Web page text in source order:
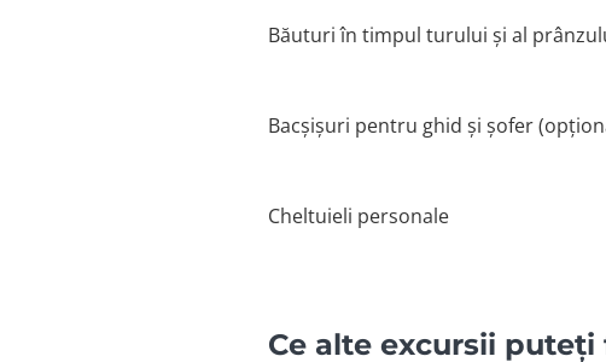
Băuturi în timpul turului și al
Bacșișuri pentru ghid și șofer
Cheltuieli personale
Ce alte excursii puteți